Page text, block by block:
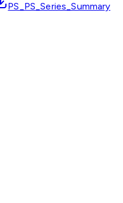
PS_PS_Series_Summary